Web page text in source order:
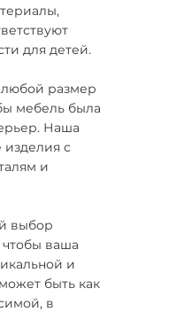
для детей.
любой размер
мебель была
Наша
изделия с
и
выбор
ваша
и
быть как
в